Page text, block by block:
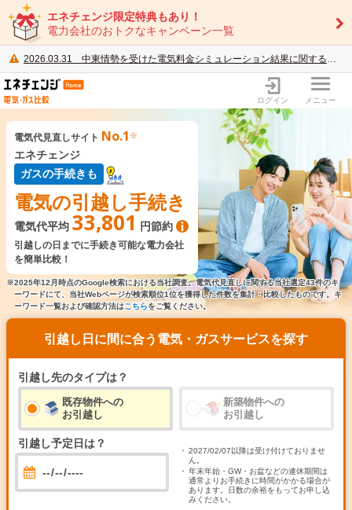
エネチェンジ限定特典もあり！
電力会社のおトクなキャンペーン一覧
2026.03.31 中東情勢を受けた電気料金シミュレーション結果に関するご案内
電力・ガス比較サイト エネチェンジ
ログイン メニュー
電気代見直しサイト No.1 ※
エネチェンジ
ガスの手続きも
電気の引越し手続き
電気代平均 33,801 円節約
引越しの日までに手続き可能な電力会社
を簡単比較！
引越し日に間に合う電気・ガスサービスを探す
引越し先のタイプは？
既存物件への
お引越し
新築物件への
お引越し
引越し予定日は？
2027/02/07以降は受け付けておりませ
ん。
年末年始・GW・お盆などの連休期間は
通常よりお手続きに時間がかかる場合が
あります。日数の余裕をもってお申し込
みください。
※2025年12月時点のGoogle検索における当社調査。電気代見直しに関する当社選定43件のキ
ーワードにて、当社Webページが検索順位1位を獲得した件数を集計・比較したものです。キ
ーワード一覧および確認方法はこちらをご覧ください。